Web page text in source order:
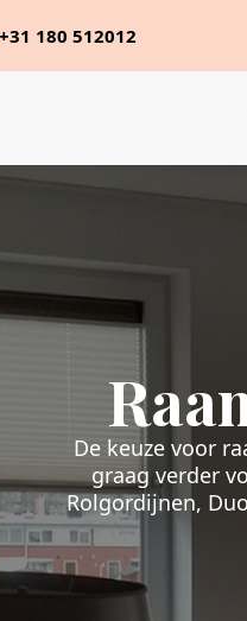
+31 180 512012
De keuze voor
graag verder
Rolgordijnen,